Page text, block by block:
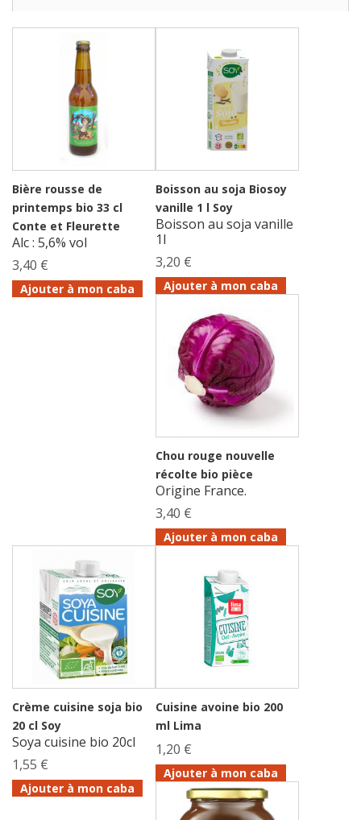
Bière rousse de
printemps bio 33 cl
Conte et Fleurette
Alc : 5,6% vol
3,40 €
Ajouter à mon caba
Boisson au soja Biosoy
vanille 1 l Soy
Boisson au soja vanille
1l
3,20 €
Ajouter à mon caba
Chou rouge nouvelle
récolte bio pièce
Origine France.
3,40 €
Ajouter à mon caba
Crème cuisine soja bio
20 cl Soy
Soya cuisine bio 20cl
1,55 €
Ajouter à mon caba
Cuisine avoine bio 200
ml Lima
1,20 €
Ajouter à mon caba